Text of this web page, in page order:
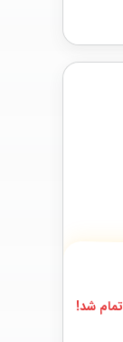
تمام شد!